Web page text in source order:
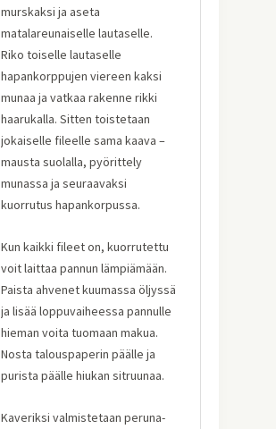
murskaksi ja aseta
matalareunaiselle lautaselle.
Riko toiselle lautaselle
hapankorppujen viereen kaksi
munaa ja vatkaa rakenne rikki
haarukalla. Sitten toistetaan
jokaiselle fileelle sama kaava –
mausta suolalla, pyörittely
munassa ja seuraavaksi
kuorrutus hapankorpussa.
Kun kaikki fileet on, kuorrutettu
voit laittaa pannun lämpiämään.
Paista ahvenet kuumassa öljyssä
ja lisää loppuvaiheessa pannulle
hieman voita tuomaan makua.
Nosta talouspaperin päälle ja
purista päälle hiukan sitruunaa.
Kaveriksi valmistetaan peruna-